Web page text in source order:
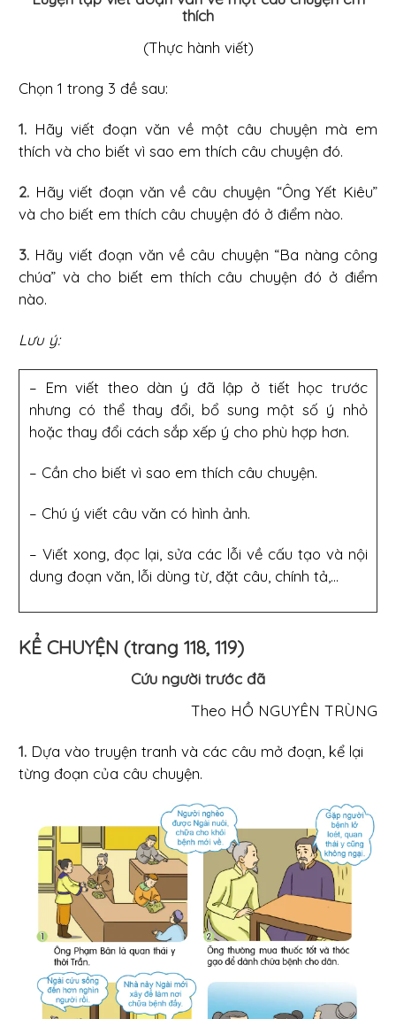
thích
(Thực hành viết)
Chọn 1 trong 3 đề sau:
1. Hãy viết đoạn văn về một câu chuyện mà em
thích và cho biết vì sao em thích câu chuyện đó.
2. Hãy viết đoạn văn về câu chuyện “Ông Yết Kiêu”
và cho biết em thích câu chuyện đó ở điểm nào.
3. Hãy viết đoạn văn về câu chuyện “Ba nàng công
chúa” và cho biết em thích câu chuyện đó ở điểm
nào.
Lưu ý:
– Em viết theo dàn ý đã lập ở tiết học trước
nhưng có thể thay đổi, bổ sung một số ý nhỏ
hoặc thay đổi cách sắp xếp ý cho phù hợp hơn.
– Cần cho biết vì sao em thích câu chuyện.
– Chú ý viết câu văn có hình ảnh.
– Viết xong, đọc lại, sửa các lỗi về cấu tạo và nội
dung đoạn văn, lỗi dùng từ, đặt câu, chính tả,...
KỂ CHUYỆN (trang 118, 119)
Cứu người trước đã
Theo HỒ NGUYÊN TRÙNG
1. Dựa vào truyện tranh và các câu mở đoạn, kể lại
từng đoạn của câu chuyện.